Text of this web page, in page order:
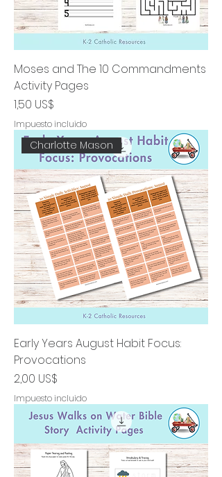
Moses and The 10 Commandments
Activity Pages
Precio
1,50 US$
Impuesto incluido
Charlotte Mason
Early Years August Habit Focus:
Provocations
Precio
2,00 US$
Impuesto incluido